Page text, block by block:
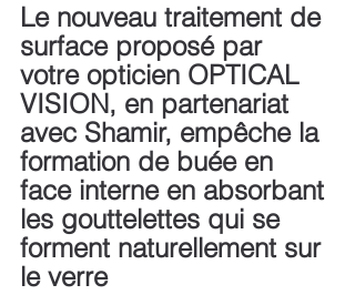
Le nouveau traitement de
surface proposé par
votre opticien OPTICAL
VISION, en partenariat
avec Shamir, empêche la
formation de buée en
face interne en absorbant
les gouttelettes qui se
forment naturellement sur
le verre